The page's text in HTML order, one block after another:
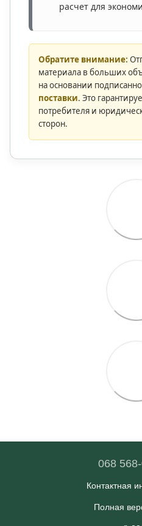
расчет для
Обратите внимание:
материала в больших
на основании
поставки. Это
потребителя и
сторон.
068
Контактная
Полная